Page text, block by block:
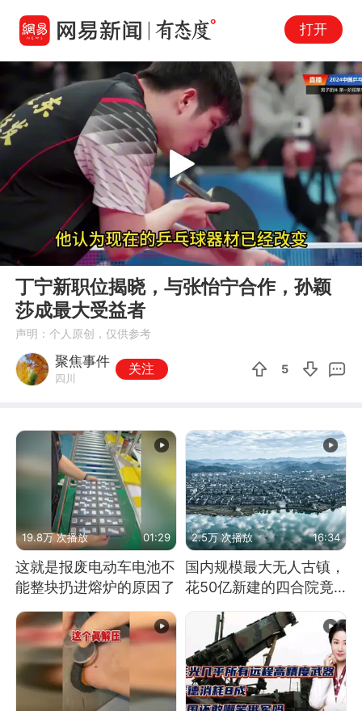
打开
00:00 02:12
Play
丁宁新职位揭晓，与张怡宁合作，孙颖
莎成最大受益者
声明：个人原创，仅供参考
聚焦事件
四川
关注 5
19.8万 次播放 01:29
这就是报废电动车电池不
能整块扔进熔炉的原因了
2.5万 次播放 16:34
国内规模最大无人古镇，
花50亿新建的四合院竟